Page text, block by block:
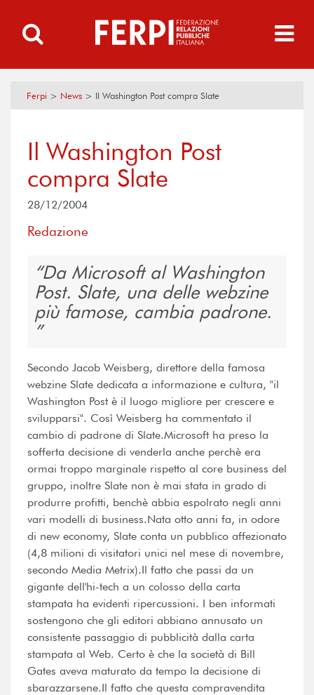
Ferpi > News > Il Washington Post compra Slate
Il Washington Post
compra Slate
28/12/2004
Redazione
Da Microsoft al Washington
Post. Slate, una delle webzine
più famose, cambia padrone.
Secondo Jacob Weisberg, direttore della famosa
webzine Slate dedicata a informazione e cultura, "il
Washington Post è il luogo migliore per crescere e
svilupparsi". Così Weisberg ha commentato il
cambio di padrone di Slate.Microsoft ha preso la
sofferta decisione di venderla anche perchè era
ormai troppo marginale rispetto al core business del
gruppo, inoltre Slate non è mai stata in grado di
produrre profitti, benchè abbia espolrato negli anni
vari modelli di business.Nata otto anni fa, in odore
di new economy, Slate conta un pubblico affezionato
(4,8 milioni di visitatori unici nel mese di novembre,
secondo Media Metrix).Il fatto che passi da un
gigante dell'hi-tech a un colosso della carta
stampata ha evidenti ripercussioni. I ben informati
sostengono che gli editori abbiano annusato un
consistente passaggio di pubblicità dalla carta
stampata al Web. Certo è che la società di Bill
Gates aveva maturato da tempo la decisione di
sbarazzarsene.Il fatto che questa compravendita